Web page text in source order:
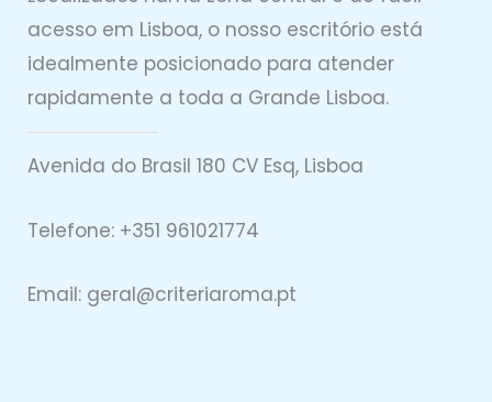
acesso em Lisboa, o nosso escritório está
idealmente posicionado para atender
rapidamente a toda a Grande Lisboa.
Avenida do Brasil 180 CV Esq, Lisboa
Telefone: +351 961021774
Email: geral@criteriaroma.pt